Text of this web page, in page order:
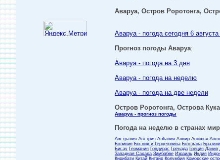
Аваруа, Остров Роротонга,
Аваруа - погода сегодня 6
Прогноз погоды Аваруа:
Аваруа - погода на 3 дня
Аваруа - погода на неделю
Аваруа - погода на две недели
Остров Роротонга, Острова
Аваруа - прогноз погоды
Погода на неделю в странах
Австралия Австрия Албания Алжир Ангилья
Боливия Босния и Герцеговина Ботсвана
Бисау Германия Гондурас Гренада Греция Дания
Западная Сахара Зимбабве Израиль Индия
Кирибати Китай Китайр Колумбия Коморские